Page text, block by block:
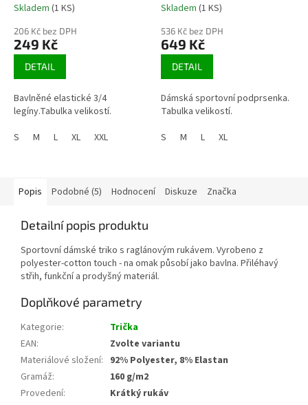
Skladem (1 KS)
206 Kč bez DPH
249 Kč
DETAIL
Bavlněné elastické 3/4
legíny.Tabulka velikostí.
S
M L XL XXL
Skladem (1 KS)
536 Kč bez DPH
649 Kč
DETAIL
Dámská sportovní podprsenka.
Tabulka velikostí.
S
M L XL
Popis Podobné (5) Hodnocení Diskuze Značka
Detailní popis produktu
Sportovní dámské triko s raglánovým rukávem. Vyrobeno z
polyester-cotton touch - na omak působí jako bavlna. Přiléhavý
střih, funkční a prodyšný materiál.
Doplňkové parametry
Kategorie:
Trička
EAN:
Zvolte variantu
Materiálové složení: 92% Polyester, 8% Elastan
Gramáž:
160 g/m2
Provedení:
Krátký rukáv